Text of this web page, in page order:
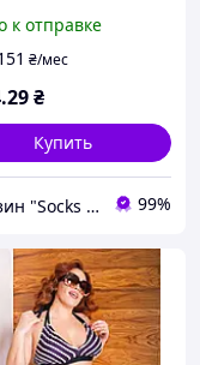
купальник
размеров
к отправке
₴/мес
.29₴
Купить
Магазин "Socks For Gift" 99%